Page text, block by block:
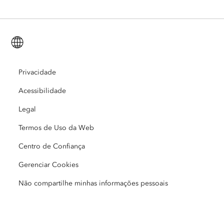
Esri Store
Pesquisa e Teste de Usuários
Rede de Jovens Profissionais da Esri
Treinamento
ArcUser
ArcNews
Esri Press
GIS Dictionary
Carreiras
Open Vision
Código de Conduta de Negócios
Mapa do site
ArcGIS for Student Use
Conservação
Educação
Equidade Racial
Privacidade
Acessibilidade
Legal
Termos de Uso da Web
Centro de Confiança
Gerenciar Cookies
Não compartilhe minhas informações pessoais